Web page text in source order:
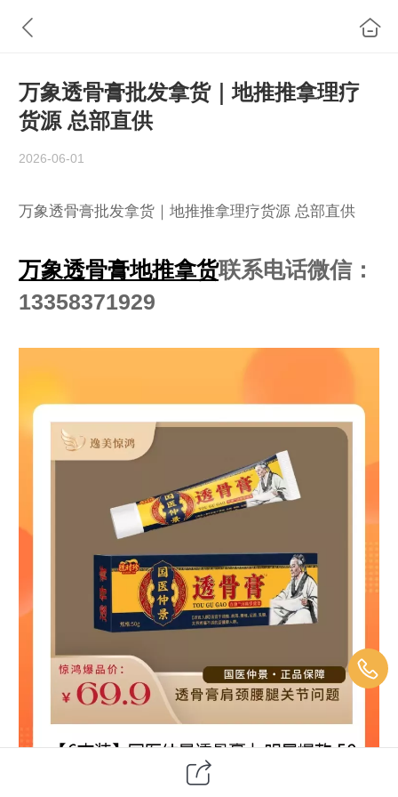
万象透骨膏批发拿货｜地推推拿理疗
货源 总部直供
2026-06-01
万象透骨膏批发拿货｜地推推拿理疗货源 总部直供
万象透骨膏地推拿货联系电话微信：
13358371929